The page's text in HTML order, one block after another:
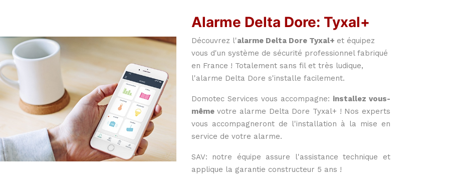
Alarme Delta Dore: Tyxal+
Découvrez l'alarme Delta Dore Tyxal+ et équipez
vous d'un système de sécurité professionnel fabriqué
en France ! Totalement sans fil et très ludique,
l'alarme Delta Dore s'installe facilement.
Domotec Services vous accompagne: installez vous-
mêmevotre alarme Delta Dore Tyxal+ ! Nos experts
vous accompagneront de l'installation à la mise en
service de votre alarme.
SAV: notre équipe assure l'assistance technique et
applique la garantie constructeur 5 ans !